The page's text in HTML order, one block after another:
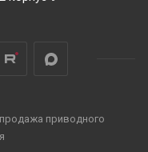
приводного